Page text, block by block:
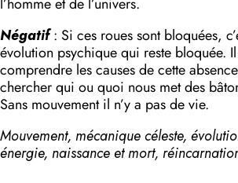
l’homme et de l’univers.
Négatif: Si ces roues sont bloquées,
évolution psychique qui reste bloquée.
comprendre les causes de cette
chercher qui ou quoi nous met des
Sans mouvement il n’y a pas de vie.
Mouvement, mécanique céleste,
énergie, naissance et mort,